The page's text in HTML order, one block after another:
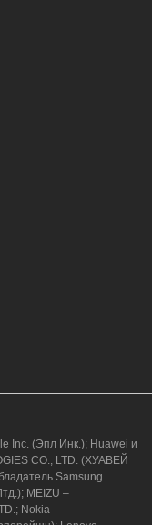
Inc. (Эпл Инк.); Huawei и
CO., LTD. (ХУАВЕЙ
Samsung
MEIZU –
Nokia –